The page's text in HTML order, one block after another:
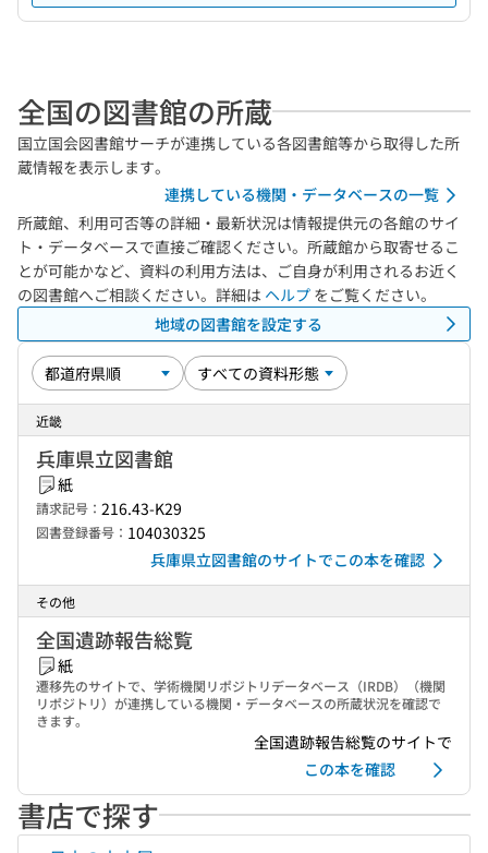
全国の図書館の所蔵
国立国会図書館サーチが連携している各図書館等から取得した所
蔵情報を表示します。
連携している機関・データベースの一覧
所蔵館、利用可否等の詳細・最新状況は情報提供元の各館のサイ
ト・データベースで直接ご確認ください。所蔵館から取寄せるこ
とが可能かなど、資料の利用方法は、ご自身が利用されるお近く
の図書館へご相談ください。詳細は ヘルプ をご覧ください。
地域の図書館を設定する
近畿
兵庫県立図書館
紙
請求記号： 216.43-K29
図書登録番号： 104030325
兵庫県立図書館のサイトでこの本を確認
その他
全国遺跡報告総覧
紙
遷移先のサイトで、学術機関リポジトリデータベース（IRDB）（機関
リポジトリ）が連携している機関・データベースの所蔵状況を確認で
きます。
全国遺跡報告総覧のサイトで
この本を確認
書店で探す